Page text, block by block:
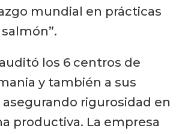
mundial en prácticas
los 6 centros de
y también a sus
rigurosidad en
productiva. La empresa